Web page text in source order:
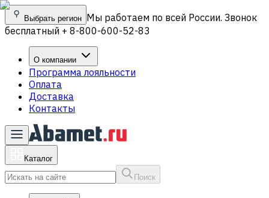
Выбрать регион Мы работаем по всей России. Звонок
бесплатный + 8-800-600-52-83
О компании
Программа лояльности
Оплата
Доставка
Контакты
Каталог
Поиск